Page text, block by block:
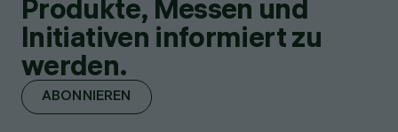
Produkte, Messen und
Initiativen informiert zu
werden.
ABONNIEREN